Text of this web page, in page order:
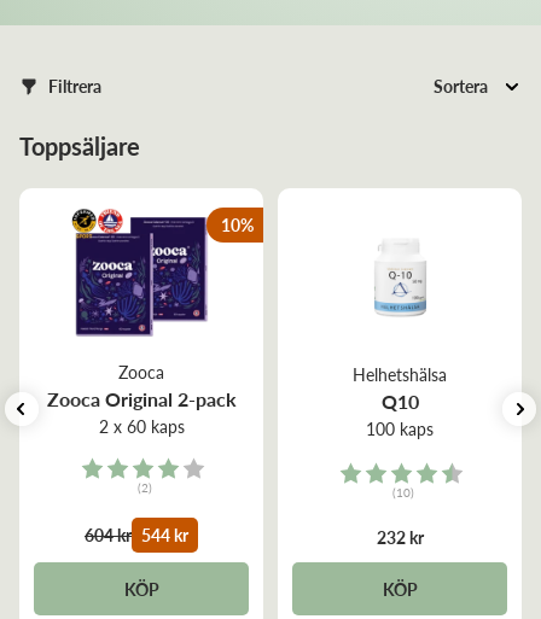
Filtrera Sortera
Toppsäljare
Zooca
Zooca Original 2-pack
2 x 60 kaps
Rating:
(2)
604 kr 544 kr
KÖP
10%
Helhetshälsa
Q10
100 kaps
Rating:
(10)
232 kr
KÖP